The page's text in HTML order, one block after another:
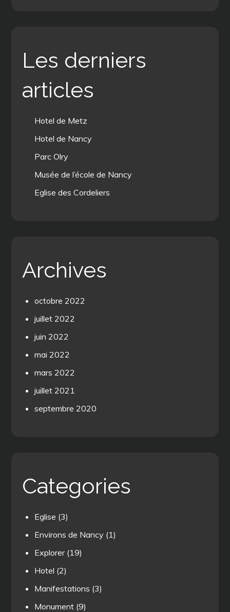
Les derniers
articles
Hotel de Metz
Hotel de Nancy
Parc Olry
Musée de l’école de Nancy
Eglise des Cordeliers
Archives
octobre 2022
juillet 2022
juin 2022
mai 2022
mars 2022
juillet 2021
septembre 2020
Categories
Eglise (3)
Environs de Nancy (1)
Explorer(19)
Hotel (2)
Manifestations (3)
Monument (9)